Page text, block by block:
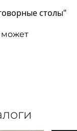
столы"
может